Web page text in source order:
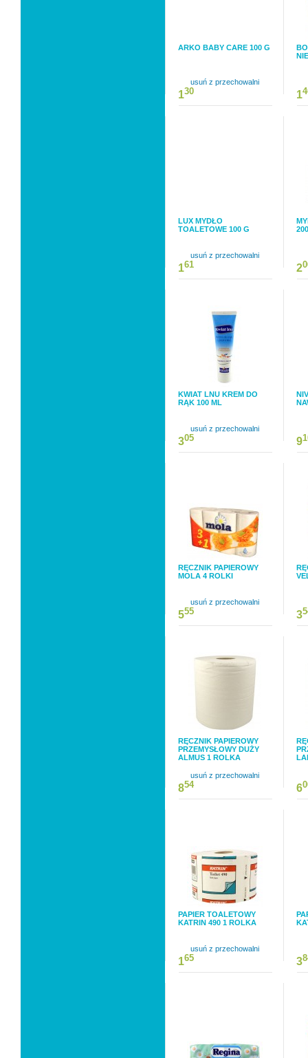
ARKO BABY CARE 100 G
usuń z przechowalni
130 1
LUX MYDŁO
TOALETOWE 100 G
usuń z przechowalni
161 2
KWIAT LNU KREM DO
RĄK 100 ML
usuń z przechowalni
305 9
RĘCZNIK PAPIEROWY
MOLA 4 ROLKI
usuń z przechowalni
555 3
RĘCZNIK PAPIEROWY
PRZEMYSŁOWY DUŻY
ALMUS 1 ROLKA
usuń z przechowalni
854 6
PAPIER TOALETOWY
KATRIN 490 1 ROLKA
usuń z przechowalni
165 3